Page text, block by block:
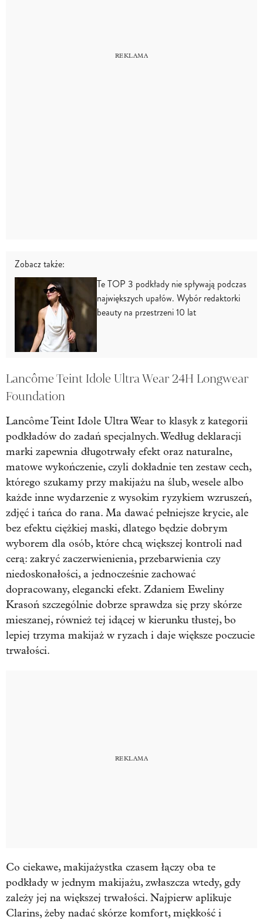
Zobacz także:
Te TOP 3 podkłady nie spływają podczas
największych upałów. Wybór redaktorki
beauty na przestrzeni 10 lat
Lancôme Teint Idole Ultra Wear 24H Longwear
Foundation
Lancôme Teint Idole Ultra Wear to klasyk z kategorii
podkładów do zadań specjalnych. Według deklaracji
marki zapewnia długotrwały efekt oraz naturalne,
matowe wykończenie, czyli dokładnie ten zestaw cech,
którego szukamy przy makijażu na ślub, wesele albo
każde inne wydarzenie z wysokim ryzykiem wzruszeń,
zdjęć i tańca do rana. Ma dawać pełniejsze krycie, ale
bez efektu ciężkiej maski, dlatego będzie dobrym
wyborem dla osób, które chcą większej kontroli nad
cerą: zakryć zaczerwienienia, przebarwienia czy
niedoskonałości, a jednocześnie zachować
dopracowany, elegancki efekt. Zdaniem Eweliny
Krasoń szczególnie dobrze sprawdza się przy skórze
mieszanej, również tej idącej w kierunku tłustej, bo
lepiej trzyma makijaż w ryzach i daje większe poczucie
trwałości.
Co ciekawe, makijażystka czasem łączy oba te
podkłady w jednym makijażu, zwłaszcza wtedy, gdy
zależy jej na większej trwałości. Najpierw aplikuje
Clarins, żeby nadać skórze komfort, miękkość i